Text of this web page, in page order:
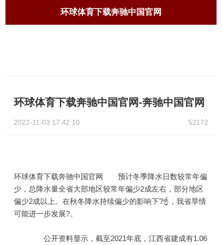
环球体育下载奔驰中国官网
环球体育下载奔驰中国官网-奔驰中国官网
2022-11-03 17:42:10 52172
环球体育下载奔驰中国官网 预计冬季降水日数较常年偏
少，总降水量全省大部地区较常年偏少2成左右，部分地区
偏少2成以上。在秋冬降水持续偏少的影响下?☝，我省旱情
可能进一步发展?。
公开资料显示，截至2021年底，江西省建成有1.06